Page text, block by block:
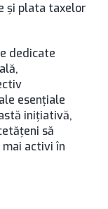
și plata taxelor
dedicate
esențiale
inițiativă,
să
activi în